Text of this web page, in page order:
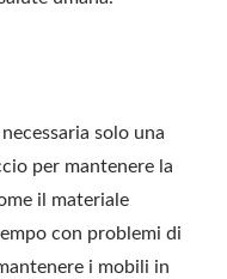
solo una
per mantenere la
il materiale
con problemi di
i mobili in